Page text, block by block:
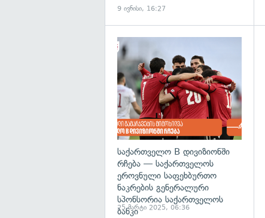
9 ივნისი, 16:27
საქართველო B დივიზიონში
რჩება — საქართველოს
ეროვნული საფეხბურთო
ნაკრების გენერალური
სპონსორია საქართველოს
ბანკი
25 მარტი 2025, 06:36